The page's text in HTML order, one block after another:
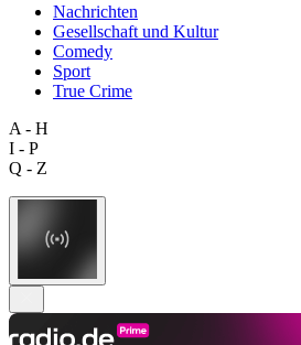
Nachrichten
Gesellschaft und Kultur
Comedy
Sport
True Crime
A - H
I - P
Q - Z